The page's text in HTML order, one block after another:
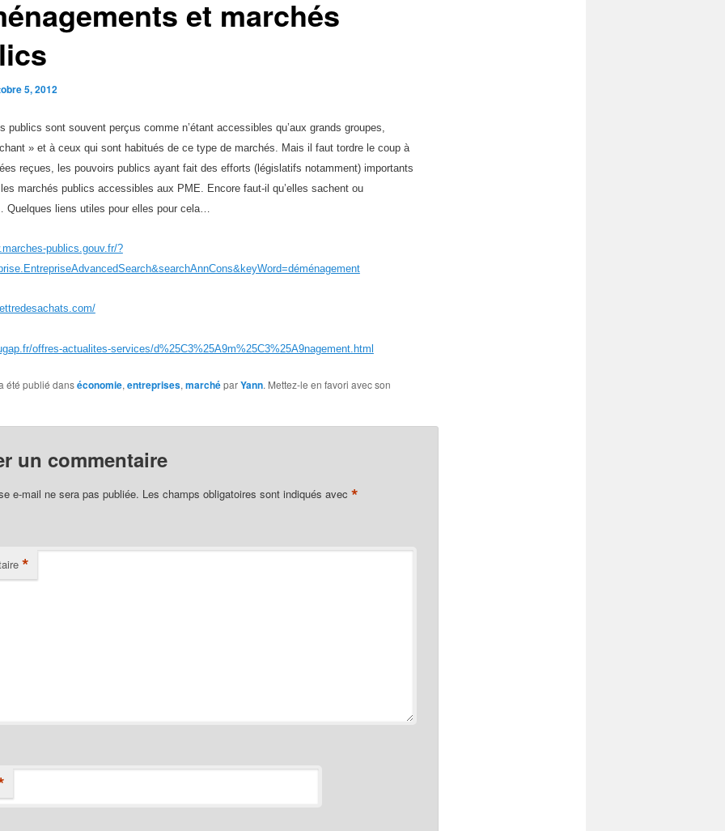
et marchés
5, 2012
publics sont souvent perçus comme n’étant accessibles qu’aux grands groupes,
» et à ceux qui sont habitués de ce type de marchés. Mais il faut tordre le coup à
reçues, les pouvoirs publics ayant fait des efforts (législatifs notamment) importants
marchés publics accessibles aux PME. Encore faut-il qu’elles sachent ou
Quelques liens utiles pour elles pour cela…
publics.gouv.fr/?
offres-actualites-services/d%25C3%25A9m%25C3%25A9nagement.html
été publié danséconomie, entreprises, marchéparYann. Mettez-le en favori avec son
un commentaire
e-mail ne sera pas publiée. Les champs obligatoires sont indiqués avec *
*